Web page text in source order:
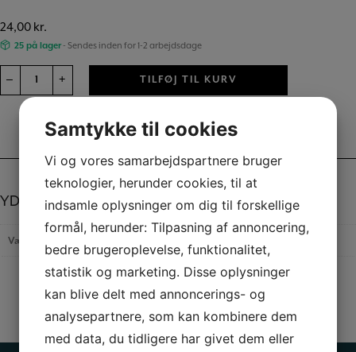
24,00 kr.
25 på lager- Sendes inden for 1-2 arbejdsdage
–
Glitter
antal
+ TILFØJ TIL KURV
Yderligere information
YDERLIGERE INFORMATION
Vægt
Samtykke til cookies
Vi og vores samarbejdspartnere bruger
teknologier, herunder cookies, til at
indsamle oplysninger om dig til forskellige
formål, herunder: Tilpasning af annoncering,
bedre brugeroplevelse, funktionalitet,
statistik og marketing. Disse oplysninger
kan blive delt med annoncerings- og
analysepartnere, som kan kombinere dem
med data, du tidligere har givet dem eller